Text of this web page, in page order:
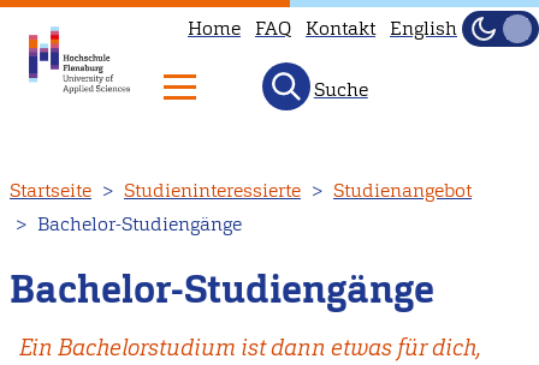
zum
Inhalt
Home FAQ Kontakt English
Hell
Suche
Startseite Studieninteressierte
Studienangebot
Bachelor-Studiengänge
Bachelor-Studiengänge
Ein Bachelorstudium ist dann etwas für dich,